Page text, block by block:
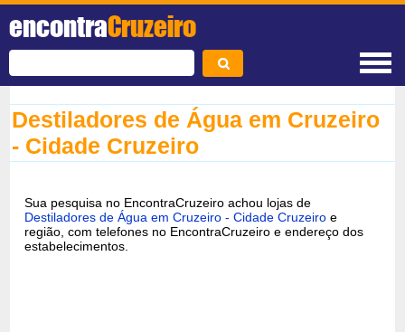
encontraCruzeiro
Destiladores de Água em Cruzeiro
- Cidade Cruzeiro
Sua pesquisa no EncontraCruzeiro achou lojas de
Destiladores de Água em Cruzeiro - Cidade Cruzeiro e
região, com telefones no EncontraCruzeiro e endereço dos
estabelecimentos.